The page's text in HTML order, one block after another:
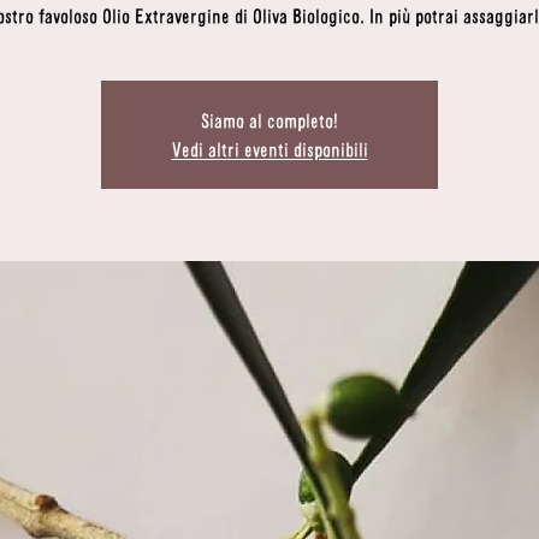
favoloso Olio Extravergine di Oliva Biologico. In più potrai
Siamo al completo!
Vedi altri eventi disponibili